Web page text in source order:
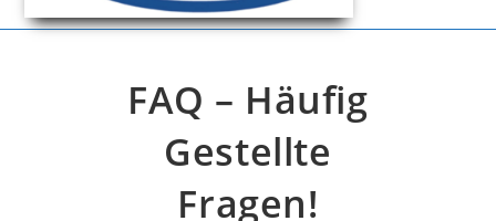
FAQ – Häufig
Gestellte
Fragen!